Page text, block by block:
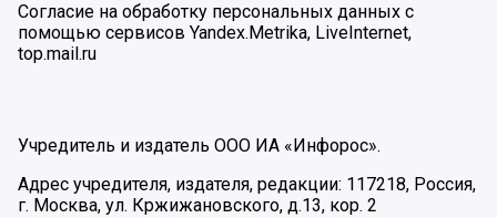
Согласие на обработку персональных данных с
помощью сервисов Yandex.Metrika, LiveInternet,
top.mail.ru
Учредитель и издатель ООО ИА «Инфорос».
Адрес учредителя, издателя, редакции: 117218, Россия,
г. Москва, ул. Кржижановского, д.13, кор. 2